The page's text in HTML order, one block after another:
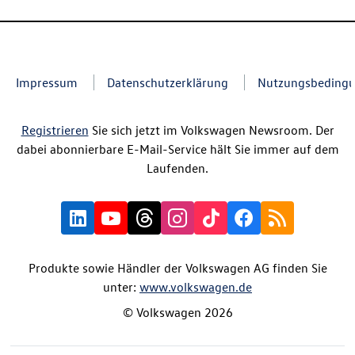
Impressum Datenschutzerklärung
Registrieren Sie sich jetzt im Volkswagen Newsroom. Der
dabei abonnierbare E-Mail-Service hält Sie immer auf dem
Laufenden.
Produkte sowie Händler der Volkswagen AG finden Sie
unter: www.volkswagen.de
© Volkswagen 2026